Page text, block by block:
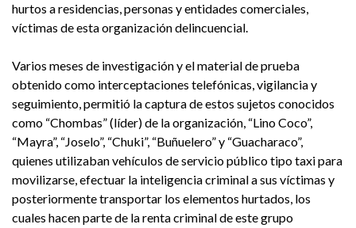
hurtos a residencias, personas y entidades comerciales,
víctimas de esta organización delincuencial.
Varios meses de investigación y el material de prueba
obtenido como interceptaciones telefónicas, vigilancia y
seguimiento, permitió la captura de estos sujetos conocidos
como “Chombas” (líder) de la organización, “Lino Coco”,
“Mayra”, “Joselo”, “Chuki”, “Buñuelero” y “Guacharaco”,
quienes utilizaban vehículos de servicio público tipo taxi para
movilizarse, efectuar la inteligencia criminal a sus víctimas y
posteriormente transportar los elementos hurtados, los
cuales hacen parte de la renta criminal de este grupo